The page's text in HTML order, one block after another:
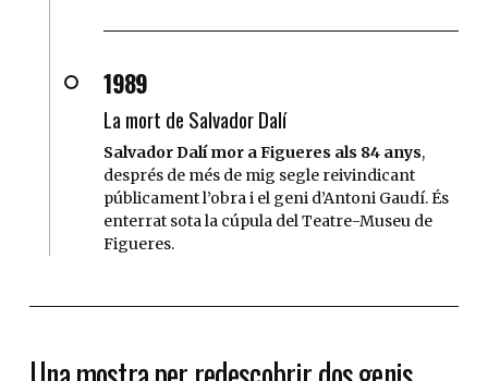
1989
La mort de Salvador Dalí
Salvador Dalí mor a Figueres als 84 anys,
després de més de mig segle reivindicant
públicament l’obra i el geni d’Antoni Gaudí. És
enterrat sota la cúpula del Teatre-Museu de
Figueres.